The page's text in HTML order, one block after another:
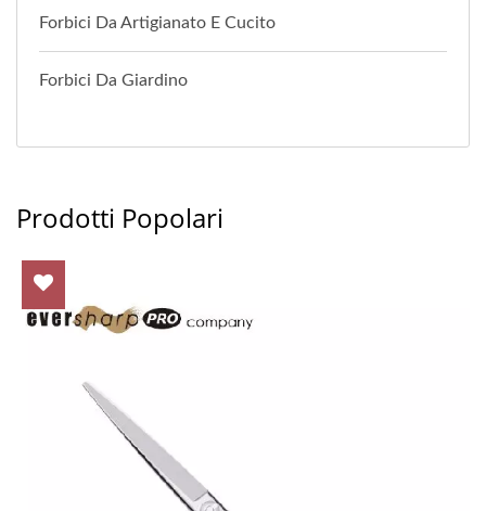
Forbici Da Artigianato E Cucito
Forbici Da Giardino
Prodotti Popolari